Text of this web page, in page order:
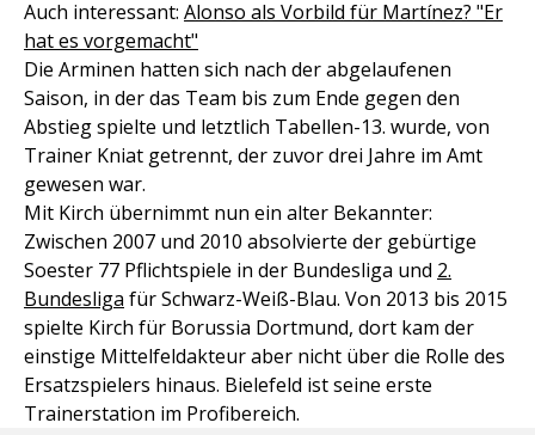
Auch interessant: Alonso als Vorbild für Martínez? "Er
hat es vorgemacht"
Die Arminen hatten sich nach der abgelaufenen
Saison, in der das Team bis zum Ende gegen den
Abstieg spielte und letztlich Tabellen-13. wurde, von
Trainer Kniat getrennt, der zuvor drei Jahre im Amt
gewesen war.
Mit Kirch übernimmt nun ein alter Bekannter:
Zwischen 2007 und 2010 absolvierte der gebürtige
Soester 77 Pflichtspiele in der Bundesliga und 2.
Bundesliga für Schwarz-Weiß-Blau. Von 2013 bis 2015
spielte Kirch für Borussia Dortmund, dort kam der
einstige Mittelfeldakteur aber nicht über die Rolle des
Ersatzspielers hinaus. Bielefeld ist seine erste
Trainerstation im Profibereich.